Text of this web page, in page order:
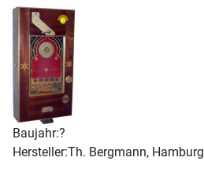
Baujahr:?
Hersteller:Th. Bergmann, Hamburg